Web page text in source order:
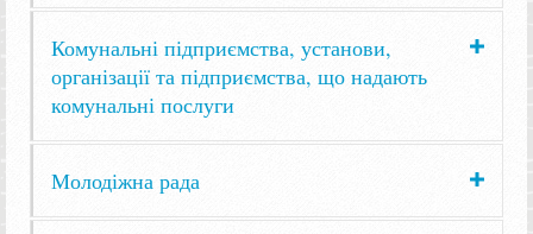
Комунальні підприємства, установи,
організації та підприємства, що надають
комунальні послуги
Молодіжна рада